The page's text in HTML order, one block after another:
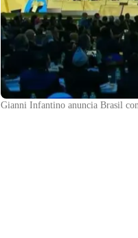
Gianni Infantino anuncia Brasil